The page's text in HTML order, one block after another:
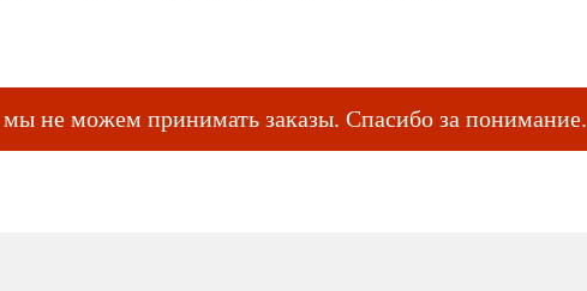
не можем принимать заказы. Спасибо за понимание.